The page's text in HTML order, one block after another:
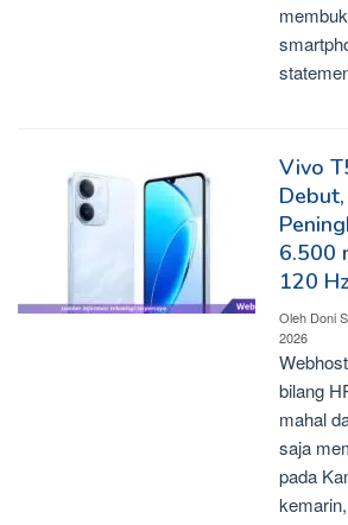
Vivo
6.500
120
Oleh Doni S
2026
bilang
mahal
saja
pada